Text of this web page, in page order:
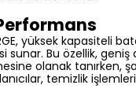
yüksek kapasiteli
sunar. Bu özellik, geniş
olanak tanırken,
temizlik